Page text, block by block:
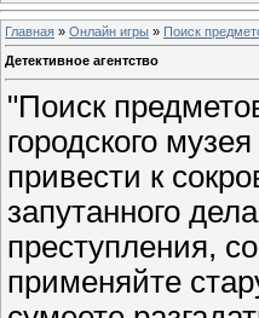
Главная » Онлайн игры » Поиск
Детективное агентство
"Поиск
городского
привести к
запутанного
преступления,
применяйте